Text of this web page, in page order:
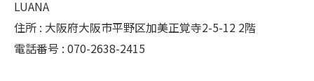
LUANA
住所 : 大阪府大阪市平野区加美正覚寺2-5-12 2階
電話番号 : 070-2638-2415